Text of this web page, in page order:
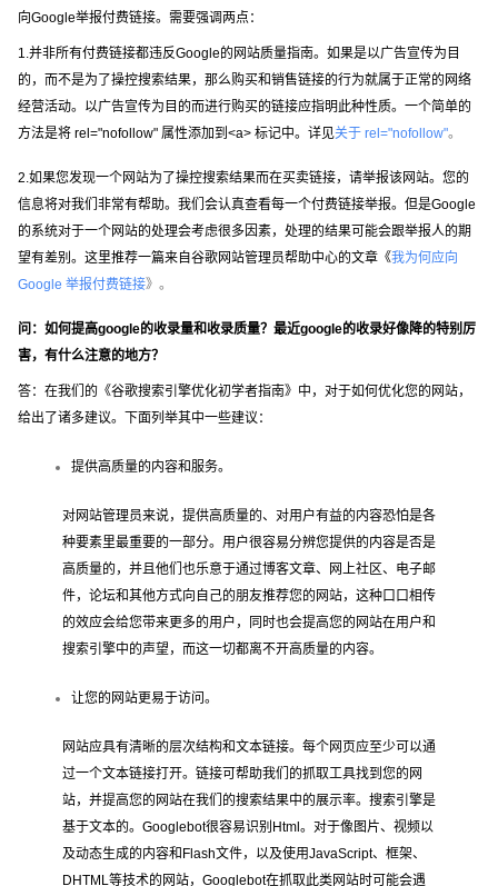
向Google举报付费链接。需要强调两点：
1.并非所有付费链接都违反Google的网站质量指南。如果是以广告宣传为目
的，而不是为了操控搜索结果，那么购买和销售链接的行为就属于正常的网络
经营活动。以广告宣传为目的而进行购买的链接应指明此种性质。一个简单的
方法是将 rel="nofollow" 属性添加到<a> 标记中。详见关于 rel="nofollow"。
2.如果您发现一个网站为了操控搜索结果而在买卖链接，请举报该网站。您的
信息将对我们非常有帮助。我们会认真查看每一个付费链接举报。但是Google
的系统对于一个网站的处理会考虑很多因素，处理的结果可能会跟举报人的期
望有差别。这里推荐一篇来自谷歌网站管理员帮助中心的文章《我为何应向
Google 举报付费链接》。
问：如何提高google的收录量和收录质量？最近google的收录好像降的特别厉
害，有什么注意的地方？
答：在我们的《谷歌搜索引擎优化初学者指南》中，对于如何优化您的网站，
给出了诸多建议。下面列举其中一些建议：
提供高质量的内容和服务。
对网站管理员来说，提供高质量的、对用户有益的内容恐怕是各
种要素里最重要的一部分。用户很容易分辨您提供的内容是否是
高质量的，并且他们也乐意于通过博客文章、网上社区、电子邮
件，论坛和其他方式向自己的朋友推荐您的网站，这种口口相传
的效应会给您带来更多的用户，同时也会提高您的网站在用户和
搜索引擎中的声望，而这一切都离不开高质量的内容。
让您的网站更易于访问。
网站应具有清晰的层次结构和文本链接。每个网页应至少可以通
过一个文本链接打开。链接可帮助我们的抓取工具找到您的网
站，并提高您的网站在我们的搜索结果中的展示率。搜索引擎是
基于文本的。Googlebot很容易识别Html。对于像图片、视频以
及动态生成的内容和Flash文件，以及使用JavaScript、框架、
DHTML等技术的网站，Googlebot在抓取此类网站时可能会遇